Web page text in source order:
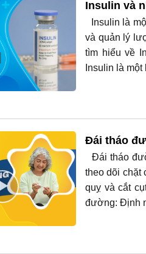
Insulin và
Insulin là
và quản lý
tìm hiểu về
Insulin là
Đái tháo
Đái tháo
theo dõi chặt
quỵ và cắt
đường: Định